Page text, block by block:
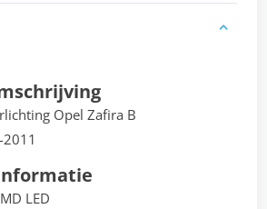
Opel Zafira B
LED